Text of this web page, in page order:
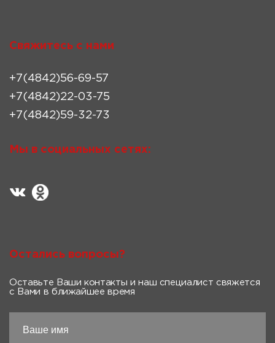
Свяжитесь с нами
+7(4842)56-69-57
+7(4842)22-03-75
+7(4842)59-32-73
Мы в социальных сетях:
Остались вопросы?
Оставьте Ваши контакты и наш специалист свяжется
с Вами в ближайшее время